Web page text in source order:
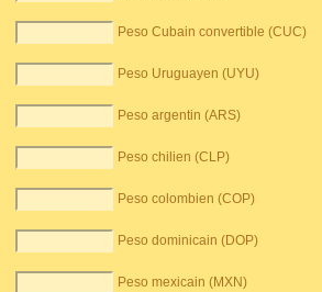
Peso Cubain convertible (CUC)
Peso Uruguayen (UYU)
Peso argentin (ARS)
Peso chilien (CLP)
Peso colombien (COP)
Peso dominicain (DOP)
Peso mexicain (MXN)